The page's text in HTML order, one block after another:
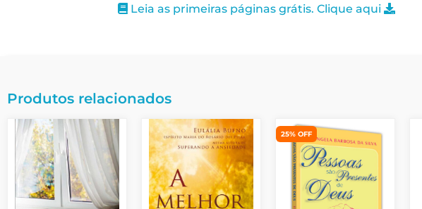
Leia as primeiras páginas grátis. Clique aqui
Produtos relacionados
25% OFF